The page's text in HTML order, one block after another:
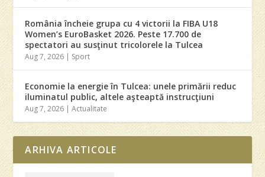
România încheie grupa cu 4 victorii la FIBA U18
Women’s EuroBasket 2026. Peste 17.700 de
spectatori au susţinut tricolorele la Tulcea
Aug 7, 2026 | Sport
Economie la energie în Tulcea: unele primării reduc
iluminatul public, altele aşteaptă instrucţiuni
Aug 7, 2026 |Actualitate
ARHIVA ARTICOLE